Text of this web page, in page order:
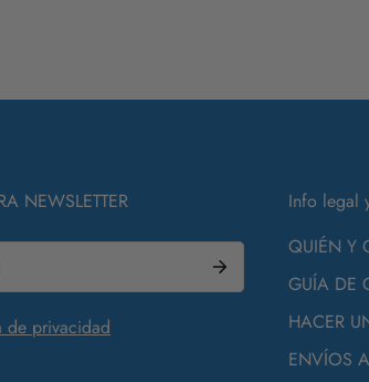
NEWSLETTER
de privacidad
Info legal
QUIÉN Y
GUÍA DE
HACER
ENVÍOS